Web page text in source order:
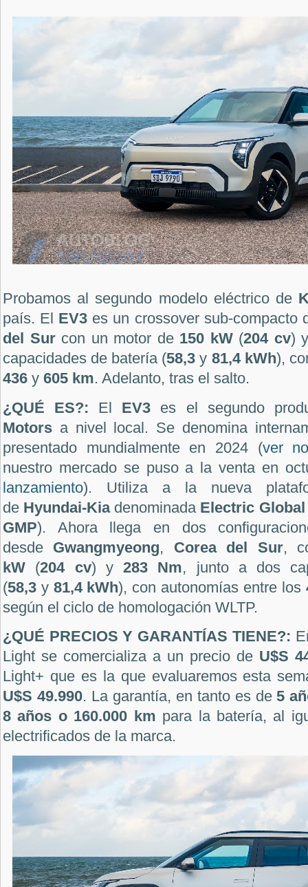
Probamos al segundo modelo eléctrico de
país. El EV3 es un crossover sub-compacto
del Sur con un motor de 150 kW(204 cv)
capacidades de batería (58,3 y 81,4 kWh),
436 y 605 km. Adelanto, tras el salto.
¿QUÉ ES?: El EV3 es el segundo
Motors a nivel local. Se denomina
presentado mundialmente en 2024 (ver
nuestro mercado se puso a la venta en
lanzamiento). Utiliza a la nueva
de Hyundai-Kia denominada Electric
GMP). Ahora llega en dos
desde Gwangmyeong, Corea del Sur,
kW (204 cv) y283 Nm, junto a dos
(58,3 y 81,4 kWh), con autonomías entre los
según el ciclo de homologación WLTP.
¿QUÉ PRECIOS Y GARANTÍAS TIENE?:
Light se comercializa a un precio de U$S
Light+ que es la que evaluaremos esta
U$S 49.990. La garantía, en tanto es de5
8 años o 160.000 km para la batería, al
electrificados de la marca.